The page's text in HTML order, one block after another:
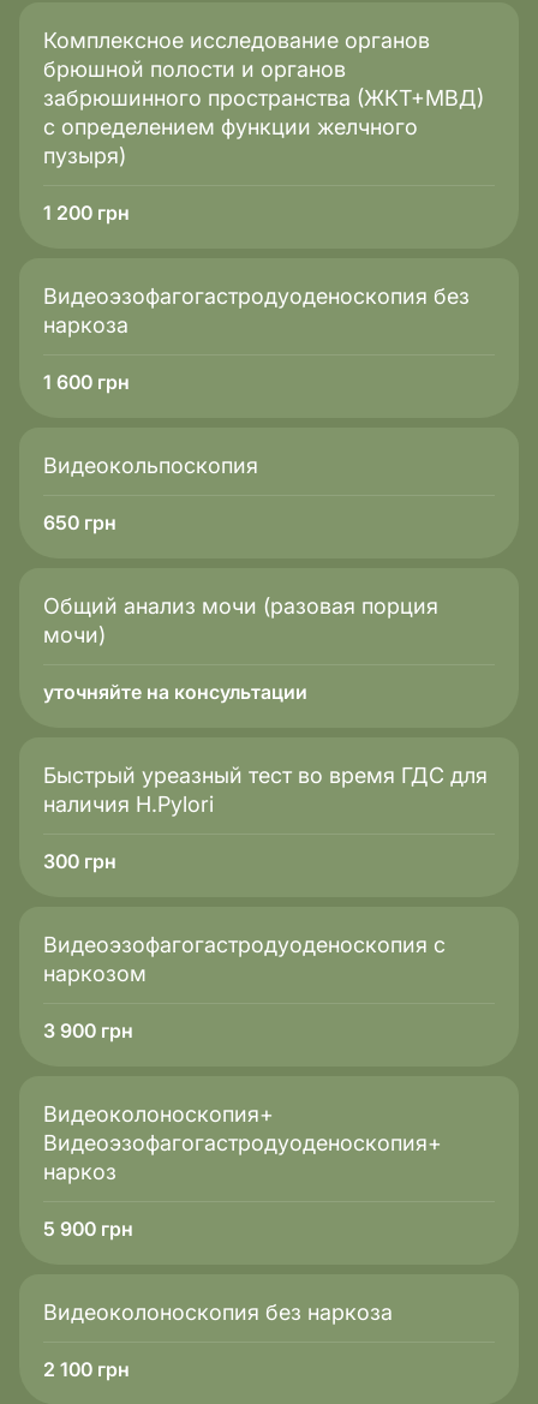
Несовершеннолетние. Подросткам,
тестирование которых проводится
исключительно с согласия и участия
родителей или законных опекунов.
Лица с высоким уровнем тревожности.
психологический дискомфорт по поводу
Помните, что профессиональная интерпретация
является ключом к сохранению Вашего
спокойствия и здоровья.
Комплексное исследование органов
брюшной полости и органов
забрюшинного пространства (ЖКТ+МВД)
с определением функции желчного
пузыря)
1 200 грн
Видеоэзофагогастродуоденоскопия без
наркоза
1 600 грн
Видеокольпоскопия
650 грн
Общий анализ мочи (разовая порция
мочи)
уточняйте на консультации
Быстрый уреазный тест во время ГДС для
наличия H.Pylori
300 грн
Видеоэзофагогастродуоденоскопия с
наркозом
3 900 грн
Видеоколоноскопия+
Видеоэзофагогастродуоденоскопия+
наркоз
5 900 грн
Видеоколоноскопия без наркоза
2 100 грн